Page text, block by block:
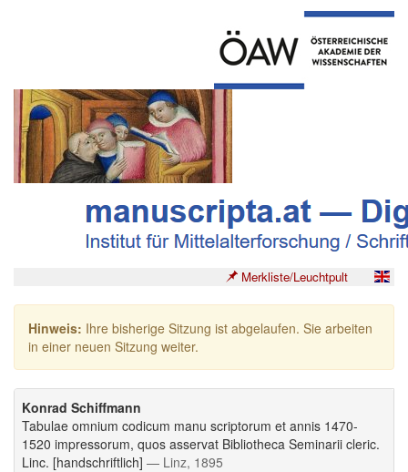
Merkliste/Leuchtpult
Hinweis: Ihre bisherige Sitzung ist abgelaufen. Sie arbeiten
in einer neuen Sitzung weiter.
Konrad Schiffmann
Tabulae omnium codicum manu scriptorum et annis 1470-
1520 impressorum, quos asservat Bibliotheca Seminarii cleric.
Linc. [handschriftlich] — Linz, 1895